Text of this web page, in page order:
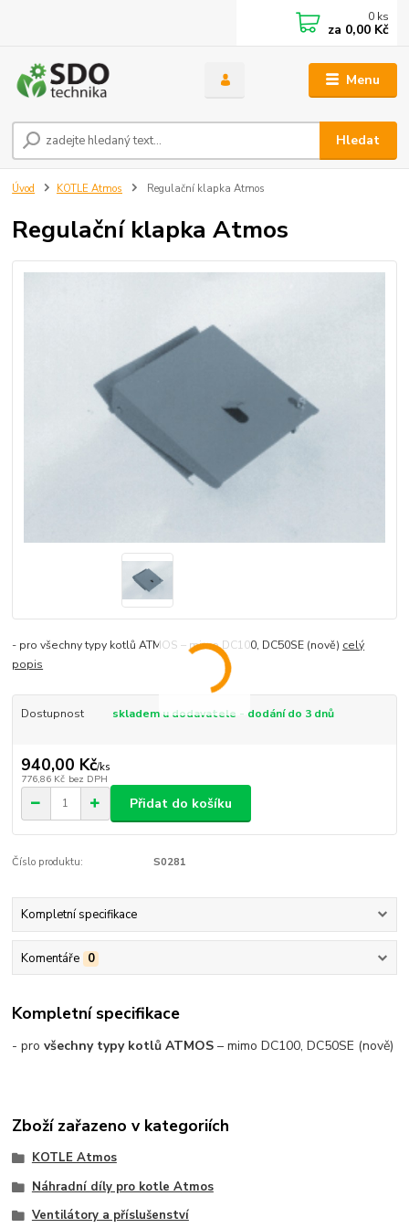
Menu
Hledat
0 ks
za 0,00 Kč
Úvod KOTLE Atmos Regulační klapka Atmos
Regulační klapka Atmos
- pro všechny typy kotlů ATMOS – mimo DC100, DC50SE (nově) celý
popis
Dostupnost skladem u dodavatele - dodání do 3 dnů
940,00 Kč/ks
776,86 Kč bez DPH
Přidat do košíku
Číslo produktu: S0281
Kompletní specifikace
Komentáře 0
Kompletní specifikace
- provšechny typy kotlů ATMOS – mimo DC100, DC50SE (nově)
Zboží zařazeno v kategoriích
KOTLE Atmos
Náhradní díly pro kotle Atmos
Ventilátory a příslušenství